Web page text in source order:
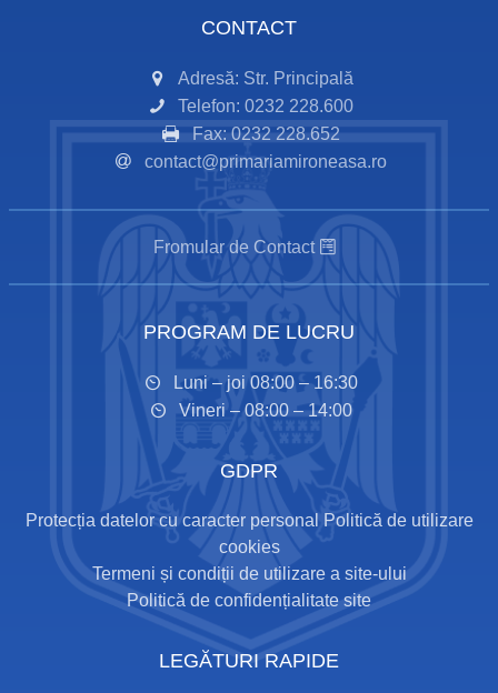
CONTACT
Adresă: Str. Principală
Telefon: 0232 228.600
Fax: 0232 228.652
contact@primariamironeasa.ro
Fromular de Contact
PROGRAM DE LUCRU
Luni – joi 08:00 – 16:30
Vineri – 08:00 – 14:00
GDPR
Protecția datelor cu caracter personal
Politică de utilizare
cookies
Termeni și condiții de utilizare a site-ului
Politică de confidențialitate site
LEGĂTURI RAPIDE